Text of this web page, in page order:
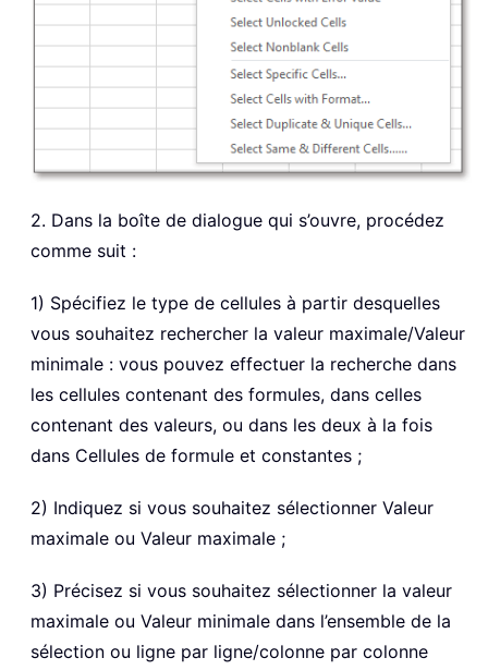
2. Dans la boîte de dialogue qui s’ouvre, procédez
comme suit :
1) Spécifiez le type de cellules à partir desquelles
vous souhaitez rechercher la valeur maximale/Valeur
minimale : vous pouvez effectuer la recherche dans
les cellules contenant des formules, dans celles
contenant des valeurs, ou dans les deux à la fois
dans Cellules de formule et constantes ;
2) Indiquez si vous souhaitez sélectionner Valeur
maximale ou Valeur maximale ;
3) Précisez si vous souhaitez sélectionner la valeur
maximale ou Valeur minimale dans l’ensemble de la
sélection ou ligne par ligne/colonne par colonne